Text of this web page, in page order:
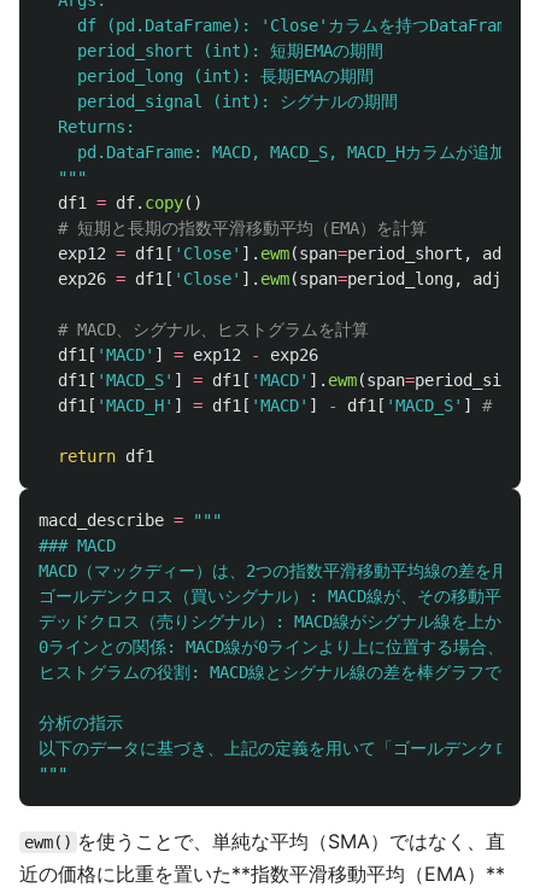
    df (pd.DataFrame):
' Close' カラムを持つDataFrame
    period_short (int): 短期EMAの期間
    period_long (int): 長期EMAの期間
    period_signal (int): シグナルの期間
  Returns:
pd.DataFrame: MACD, MACD_S, MACD_Hカラムが追加さ
"""
df1
= df. copy()
exp12 = df1 [ ' Close' ]. ewm(span=period_short ,
adjust
exp26 = df1 [ ' Close' ]. ewm(span=period_long, adjust
df1 [ 'MACD' ] = exp12 -
exp26
df1 [ 'MACD_S' ] = df1 [ 'MACD' ]. ewm(span=period_signal
df1 [ 'MACD_H' ] = df1 [ 'MACD' ] - df1 [ 'MACD_S' ]
return df1
macd_describe =
"""
### MACD
MACD（マックディー）は、2つの指数平滑移動平均線の差を用い
ゴールデンクロス（買いシグナル）: MACD線が、その移動平均
デッドクロス（売りシグナル）: MACD線がシグナル線を上から
0ラインとの関係: MACD線が0ラインより上に位置する場合、
ヒストグラムの役割: MACD線とシグナル線の差を棒グラフで表
分析の指示
"""
ewm() を使うことで、単純な平均（SMA）ではなく、直
近の価格に比重を置いた**指数平滑移動平均（EMA）**